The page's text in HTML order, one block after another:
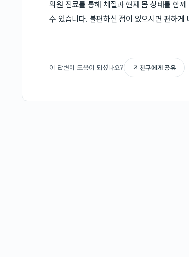
의원 진료를 통해 체질과 현재 몸 상태를 함
수 있습니다. 불편하신 점이 있으시면 편하
이 답변이 도움이 되셨나요? ↗ 친구에게 공유